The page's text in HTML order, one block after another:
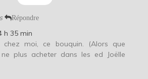
Répondre
h 35 min
chez moi, ce bouquin. (Alors que
ne plus acheter dans les ed Joëlle